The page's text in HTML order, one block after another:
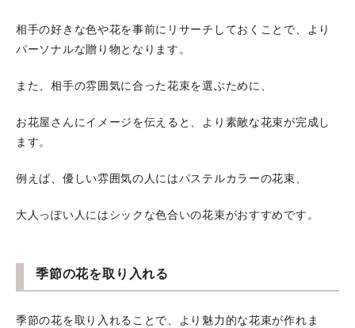
相手の好きな色や花を事前にリサーチしておくことで、より
パーソナルな贈り物となります。
また、相手の雰囲気に合った花束を選ぶために、
お花屋さんにイメージを伝えると、より素敵な花束が完成し
ます。
例えば、優しい雰囲気の人にはパステルカラーの花束、
大人っぽい人にはシックな色合いの花束がおすすめです。
季節の花を取り入れる
季節の花を取り入れることで、より魅力的な花束が作れま